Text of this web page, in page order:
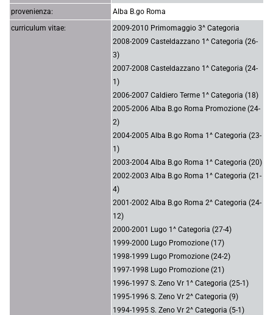
provenienza:
Alba B.go Roma
curriculum vitae:
2009-2010 Primomaggio 3^ Categoria
2008-2009 Casteldazzano 1^ Categoria (26-
3)
2007-2008 Casteldazzano 1^ Categoria (24-
1)
2006-2007 Caldiero Terme 1^ Categoria (18)
2005-2006 Alba B.go Roma Promozione (24-
2)
2004-2005 Alba B.go Roma 1^ Categoria (23-
1)
2003-2004 Alba B.go Roma 1^ Categoria (20)
2002-2003 Alba B.go Roma 1^ Categoria (21-
4)
2001-2002 Alba B.go Roma 2^ Categoria (24-
12)
2000-2001 Lugo 1^ Categoria (27-4)
1999-2000 Lugo Promozione (17)
1998-1999 Lugo Promozione (24-2)
1997-1998 Lugo Promozione (21)
1996-1997 S. Zeno Vr 1^ Categoria (25-1)
1995-1996 S. Zeno Vr 2^ Categoria (9)
1994-1995 S. Zeno Vr 2^ Categoria (5-1)